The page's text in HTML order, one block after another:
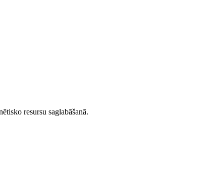
resursu saglabāšanā.